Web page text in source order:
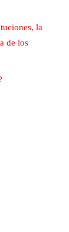
la
de los